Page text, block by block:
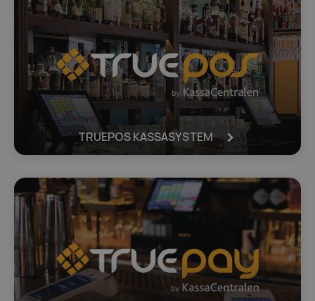
TRUEPOS KASSASYSTEM